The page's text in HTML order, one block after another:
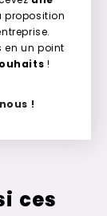
proposition
en un point
!
!
ces